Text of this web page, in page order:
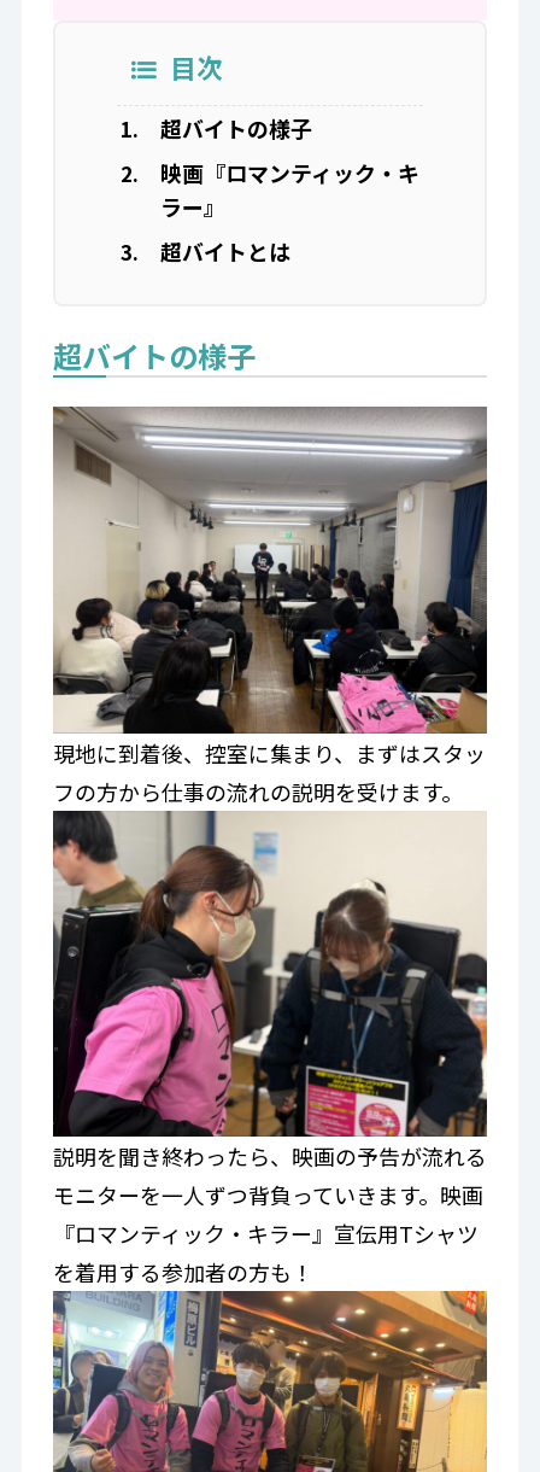
目次
超バイトの様子
映画『ロマンティック・キ
ラー』
超バイトとは
超バイトの様子
現地に到着後、控室に集まり、まずはスタッ
フの方から仕事の流れの説明を受けます。
説明を聞き終わったら、映画の予告が流れる
モニターを一人ずつ背負っていきます。映画
『ロマンティック・キラー』宣伝用Tシャツ
を着用する参加者の方も！